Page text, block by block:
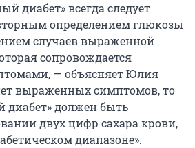
диабет» всегда следует
определением глюкозы
случаев выраженной
сопровождается
— объясняет Юлия
выраженных симптомов, то
диабет» должен быть
двух цифр сахара крови,
диапазоне».